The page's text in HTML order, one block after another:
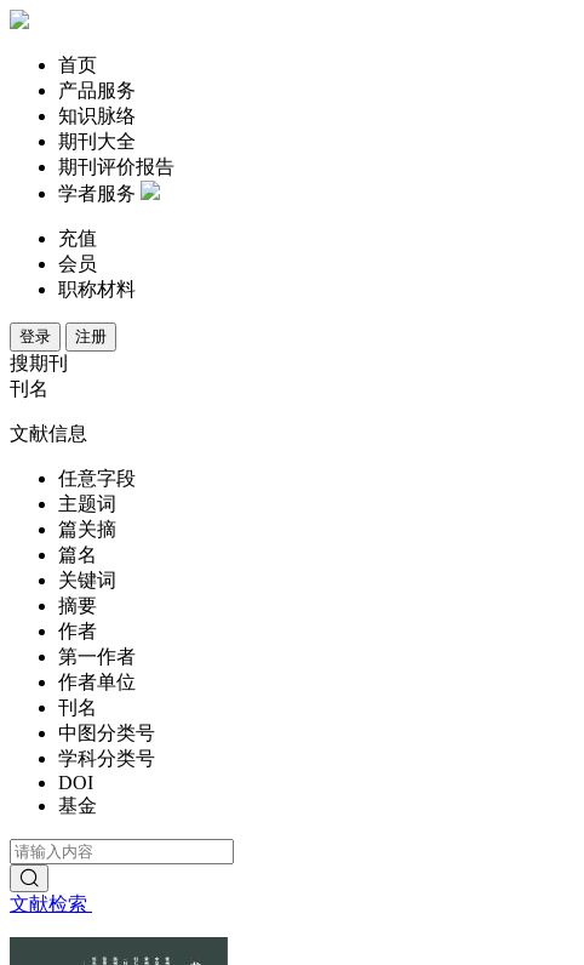
首页
产品服务
知识脉络
期刊大全
期刊评价报告
学者服务
充值
会员
职称材料
登录 注册
搜期刊
刊名
文献信息
任意字段
主题词
篇关摘
篇名
关键词
摘要
作者
第一作者
作者单位
刊名
中图分类号
学科分类号
DOI
基金
文献检索